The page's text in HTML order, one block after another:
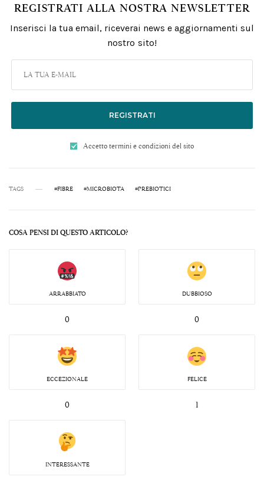
REGISTRATI ALLA NOSTRA NEWSLETTER
Inserisci la tua email, riceverai news e aggiornamenti sul
nostro sito!
REGISTRATI
Accetto termini e condizioni del sito
TAGS #FIBRE #MICROBIOTA #PREBIOTICI
COSA PENSI DI QUESTO ARTICOLO?
ARRABBIATO
0
DUBBIOSO
0
ECCEZIONALE
0
FELICE
1
INTERESSANTE